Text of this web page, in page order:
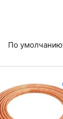
По умолчанию